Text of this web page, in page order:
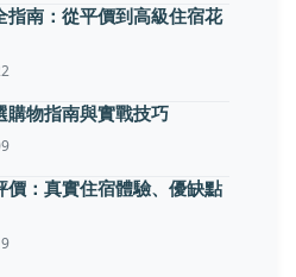
指南：從平價到高級住宿花
購物指南與實戰技巧
價：真實住宿體驗、優缺點